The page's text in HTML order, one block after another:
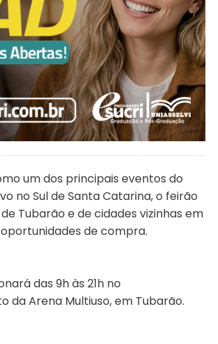
um dos principais eventos do
no Sul de Santa Catarina, o feirão
Tubarão e de cidades vizinhas em
de compra.
das 9h às 21h no
da Arena Multiuso, em Tubarão.